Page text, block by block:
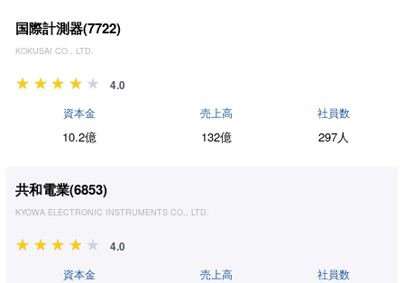
国際計測器(7722)
KOKUSAI CO., LTD.
4.0
資本金
10.2億
売上高
132億
社員数
297人
共和電業(6853)
KYOWA ELECTRONIC INSTRUMENTS CO., LTD.
4.0
資本金 売上高 社員数